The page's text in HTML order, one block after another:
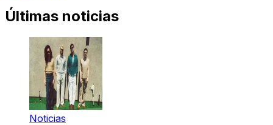
Últimas noticias
Noticias